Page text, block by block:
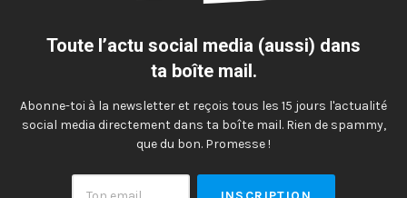
Toute l’actu social media (aussi) dans
ta boîte mail.
Abonne-toi à la newsletter et reçois tous les 15 jours l'actualité
social media directement dans ta boîte mail. Rien de spammy,
que du bon. Promesse !